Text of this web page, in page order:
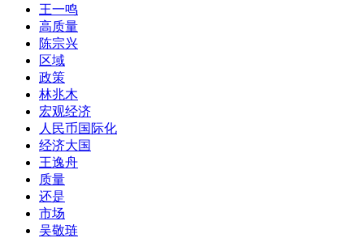
王一鸣
高质量
陈宗兴
区域
政策
林兆木
宏观经济
人民币国际化
经济大国
王逸舟
质量
还是
市场
吴敬琏